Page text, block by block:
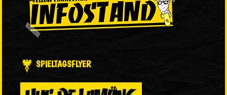
SPIELTAGSFLYER